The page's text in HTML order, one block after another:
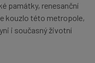
památky, renesanční
kouzlo této metropole,
i současný životní